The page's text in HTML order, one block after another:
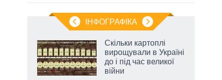
ІНФОГРАФІКА
Скільки картоплі
вирощували в Україні
до і під час великої
війни